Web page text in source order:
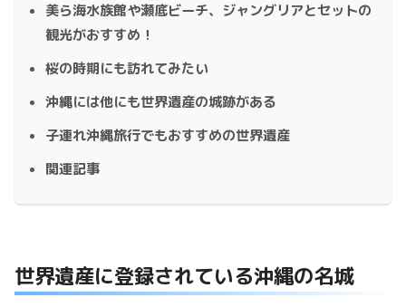
美ら海水族館や瀬底ビーチ、ジャングリアとセットの
観光がおすすめ！
桜の時期にも訪れてみたい
沖縄には他にも世界遺産の城跡がある
子連れ沖縄旅行でもおすすめの世界遺産
関連記事
世界遺産に登録されている沖縄の名城